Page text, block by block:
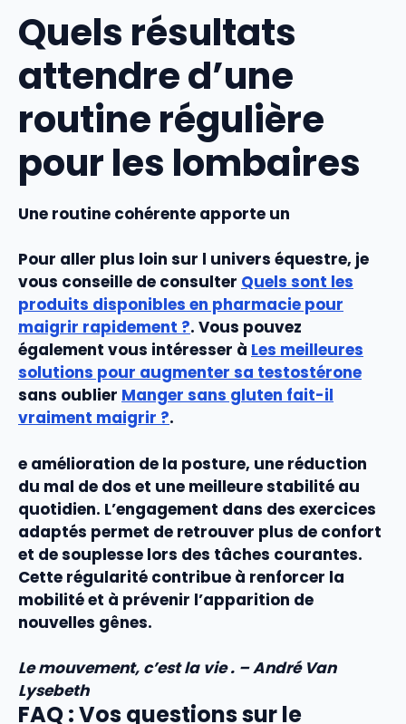
Quels résultats
attendre d’une
routine régulière
pour les lombaires
Une routine cohérente apporte un
Pour aller plus loin sur l univers équestre, je
vous conseille de consulter Quels sont les
produits disponibles en pharmacie pour
maigrir rapidement ?. Vous pouvez
également vous intéresser à Les meilleures
solutions pour augmenter sa testostérone
sans oublier Manger sans gluten fait-il
vraiment maigrir ?.
e amélioration de la posture, une réduction
du mal de dos et une meilleurestabilité au
quotidien. L’engagement dans des exercices
adaptés permet de retrouver plus de confort
et desouplesse lors des tâches courantes.
Cette régularité contribue à renforcer la
mobilitéet à prévenir l’apparition de
nouvelles gênes.
Le mouvement, c’est la vie . – André Van
Lysebeth
FAQ : Vos questions sur le